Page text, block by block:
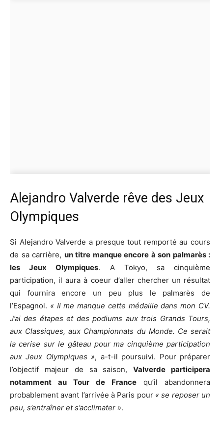
Alejandro Valverde rêve des Jeux
Olympiques
Si Alejandro Valverde a presque tout remporté au cours
de sa carrière, un titre manque encore à son palmarès :
les Jeux Olympiques. A Tokyo, sa cinquième
participation, il aura à coeur d’aller chercher un résultat
qui fournira encore un peu plus le palmarès de
l’Espagnol. « Il me manque cette médaille dans mon CV.
J’ai des étapes et des podiums aux trois Grands Tours,
aux Classiques, aux Championnats du Monde. Ce serait
la cerise sur le gâteau pour ma cinquième participation
aux Jeux Olympiques », a-t-il poursuivi. Pour préparer
l’objectif majeur de sa saison,Valverde participera
notamment au Tour de France qu’il abandonnera
probablement avant l’arrivée à Paris pour « se reposer un
peu, s’entraîner et s’acclimater ».